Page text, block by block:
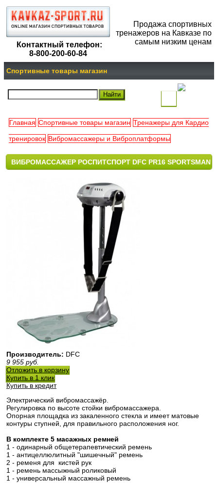
Контактный телефон:
8-800-200-60-84
Продажа спортивных
тренажеров на Кавказе по
самым низким ценам
Спортивные товары магазин
Ваша
пуста
Главная Спортивные товары магазин Тренажеры для Кардио
тренировок Вибромассажеры и Виброплатформы
ВИБРОМАССАЖЕР РОСПИТСПОРТ DFC PR16 SPORTSMAN
Производитель: DFС
9 955 руб.
Отложить в корзину
Купить в 1 клик
Купить в кредит
Электрический вибромассажёр.
Регулировка по высоте стойки вибромассажера.
Опорная площадка из закаленного стекла и имеет матовые
контуры ступней, для правильного расположения ног.
В комплекте 5 масажных ремней
1 - одинарный общетерапевтический ремень
1 - антицеллюлитный "шишечный" ремень
2 - ременя для кистей рук
1 - ремень массыжный роликовый
1 - универсальный массажный ремень